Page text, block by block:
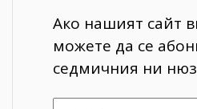
Ако нашият сайт
можете да се
седмичния ни